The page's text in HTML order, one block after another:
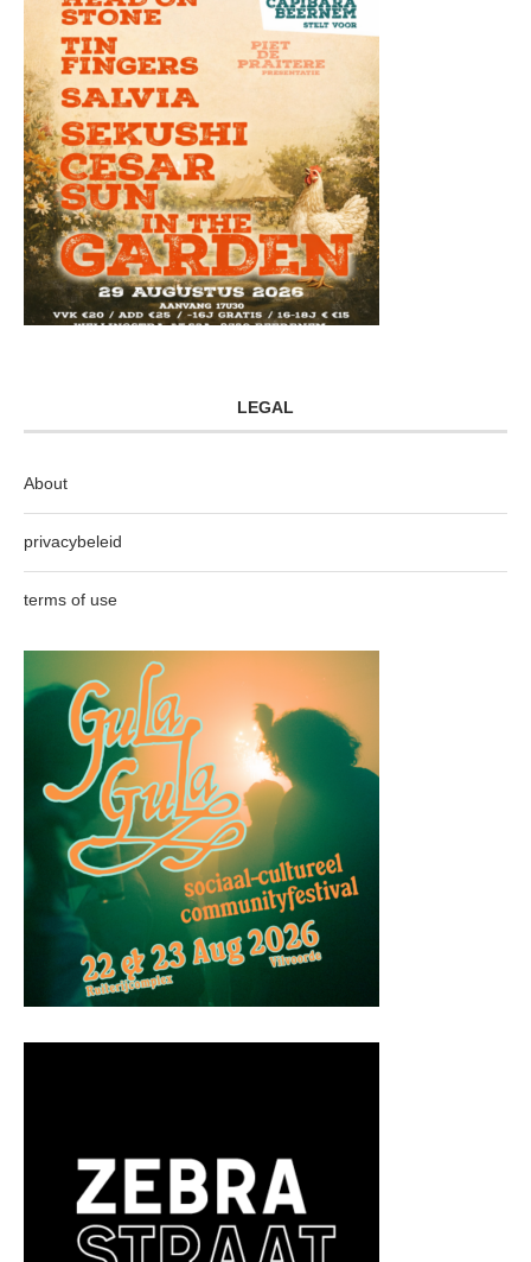
LEGAL
About
privacybeleid
terms of use